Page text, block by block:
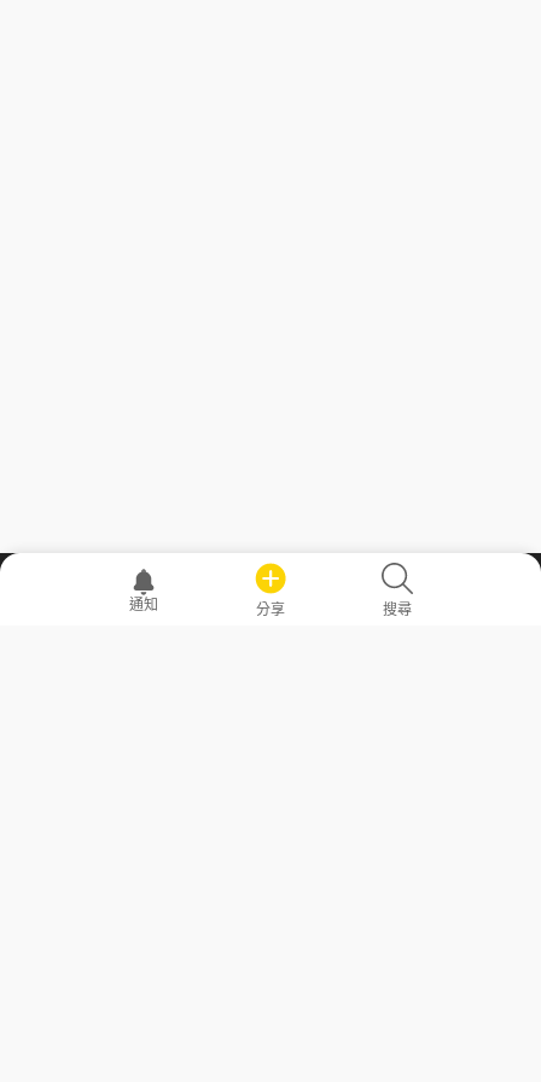
職場透明化運動
通知 分享 搜尋